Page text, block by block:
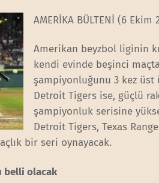
AMERİKA BÜLTENİ (6 Ekim
Amerikan beyzbol liginin
kendi evinde beşinci
şampiyonluğunu 3 kez üst
Detroit Tigers ise, güçlü
şampiyonluk serisine
Detroit Tigers, Texas
bir seri oynayacak.
belli olacak